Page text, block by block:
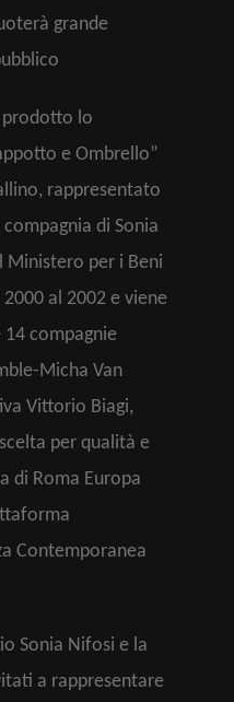
grande
prodotto lo
e Ombrello”
rappresentato
di Sonia
Ministero per i Beni
al 2002 e viene
compagnie
Micha Van
Vittorio Biagi,
per qualità e
di Roma Europa
Contemporanea
Sonia Nifosi e la
a rappresentare